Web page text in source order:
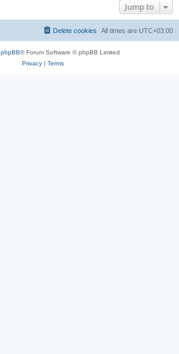
Jump to
All times are UTC+03:00
Delete cookies
phpBB® Forum Software © phpBB Limited
Privacy| Terms